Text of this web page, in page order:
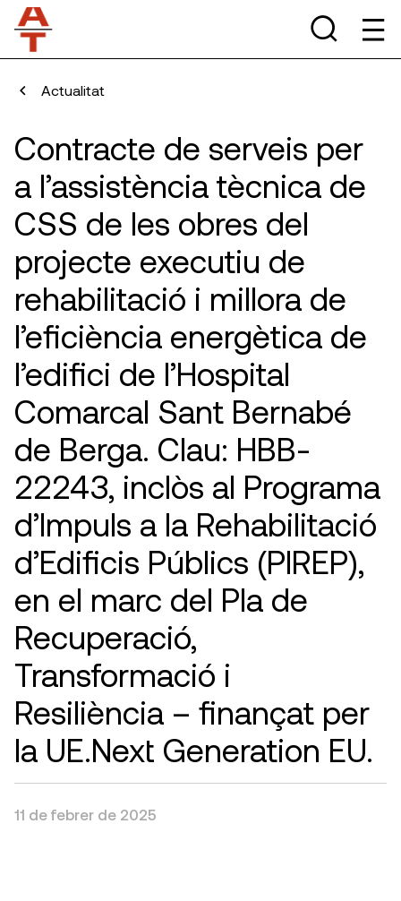
Actualitat
Contracte de serveis per
a l’assistència tècnica de
CSS de les obres del
projecte executiu de
rehabilitació i millora de
l’eficiència energètica de
l’edifici de l’Hospital
Comarcal Sant Bernabé
de Berga. Clau: HBB-
22243, inclòs al Programa
d’Impuls a la Rehabilitació
d’Edificis Públics (PIREP),
en el marc del Pla de
Recuperació,
Transformació i
Resiliència – finançat per
la UE.Next Generation EU.
11 de febrer de 2025